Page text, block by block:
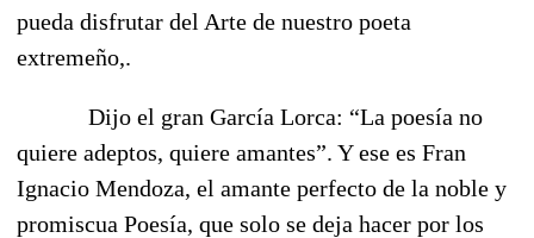
pueda disfrutar del Arte de nuestro poeta
extremeño,.
Dijo el gran García Lorca: “La poesía no
quiere adeptos, quiere amantes”. Y ese es Fran
Ignacio Mendoza, el amante perfecto de la noble y
promiscua Poesía, que solo se deja hacer por los